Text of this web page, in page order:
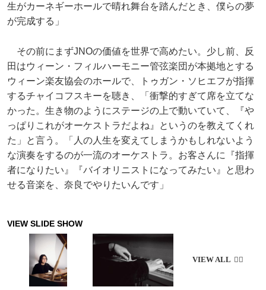
生がカーネギーホールで晴れ舞台を踏んだとき、僕らの夢
が完成する」
その前にまずJNOの価値を世界で高めたい。少し前、反
田はウィーン・フィルハーモニー管弦楽団が本拠地とする
ウィーン楽友協会のホールで、トゥガン・ソヒエフが指揮
するチャイコフスキーを聴き、「衝撃的すぎて席を立てな
かった。生き物のようにステージの上で動いていて、『や
っぱりこれがオーケストラだよね』というのを教えてくれ
た」と言う。「人の人生を変えてしまうかもしれないよう
な演奏をするのが一流のオーケストラ。お客さんに『指揮
者になりたい』『バイオリニストになってみたい』と思わ
せる音楽を、奈良でやりたいんです」